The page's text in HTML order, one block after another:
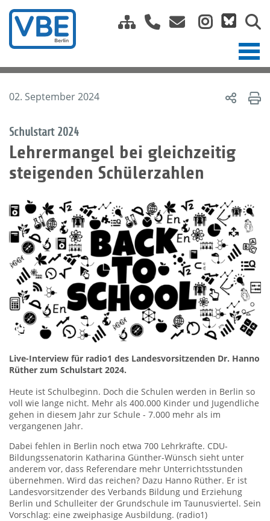
02. September 2024
Schulstart 2024
Lehrermangel bei gleichzeitig
steigenden Schülerzahlen
Live-Interview für radio1 des Landesvorsitzenden Dr. Hanno
Rüther zum Schulstart 2024.
Heute ist Schulbeginn. Doch die Schulen werden in Berlin so
voll wie lange nicht. Mehr als 400.000 Kinder und Jugendliche
gehen in diesem Jahr zur Schule - 7.000 mehr als im
vergangenen Jahr.
Dabei fehlen in Berlin noch etwa 700 Lehrkräfte. CDU-
Bildungssenatorin Katharina Günther-Wünsch sieht unter
anderem vor, dass Referendare mehr Unterrichtsstunden
übernehmen. Wird das reichen? Dazu Hanno Rüther. Er ist
Landesvorsitzender des Verbands Bildung und Erziehung
Berlin und Schulleiter der Grundschule im Taunusviertel. Sein
Vorschlag: eine zweiphasige Ausbildung. (radio1)